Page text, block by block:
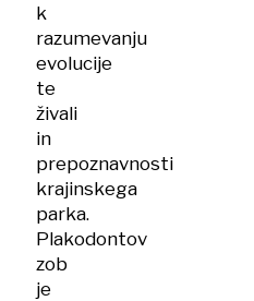
k
razumevanju
evolucije
te
živali
in
prepoznavnosti
krajinskega
parka.
Plakodontov
zob
je